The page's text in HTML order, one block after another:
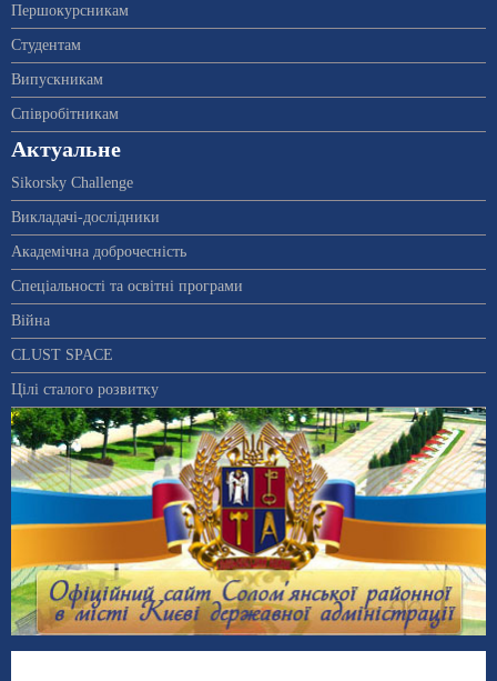
Першокурсникам
Студентам
Випускникам
Співробітникам
Актуальне
Sikorsky Challenge
Викладачі-дослідники
Академічна доброчесність
Спеціальності та освітні програми
Війна
CLUST SPACE
Цілі сталого розвитку